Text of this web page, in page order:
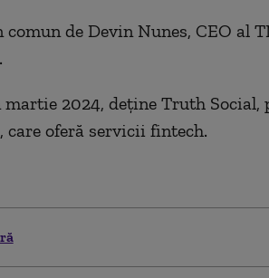
de Devin Nunes, CEO al
2024, deţine Truth Social,
oferă servicii fintech.